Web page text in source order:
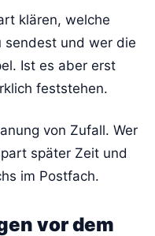
klären, welche
und wer die
Ist es aber erst
feststehen.
von Zufall. Wer
später Zeit und
im Postfach.
vor dem